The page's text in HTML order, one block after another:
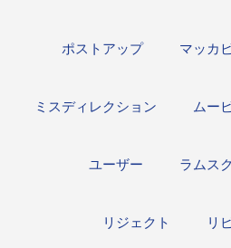
ポストアップ マッカ
ミスディレクション ムー
ユーザー ラムス
リジェクト リ